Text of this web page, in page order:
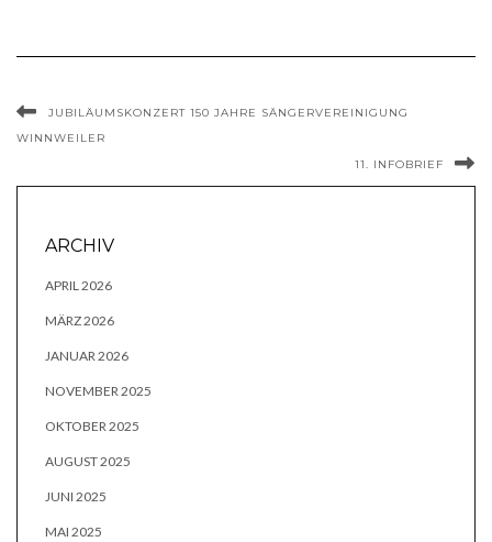
JUBILÄUMSKONZERT 150 JAHRE SÄNGERVEREINIGUNG
WINNWEILER
11. INFOBRIEF
ARCHIV
APRIL 2026
MÄRZ 2026
JANUAR 2026
NOVEMBER 2025
OKTOBER 2025
AUGUST 2025
JUNI 2025
MAI 2025